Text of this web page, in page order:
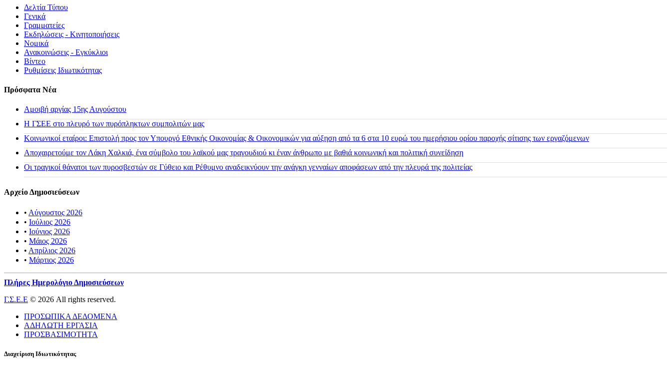
Δελτία Τύπου
Γενικά
Γραμματείες
Εκδηλώσεις - Κινητοποιήσεις
Νομικά
Ανακοινώσεις - Εγκύκλιοι
Βίντεο
Ρυθμίσεις Ιδιωτικότητας
Πρόσφατα Νέα
Αμοιβή αργίας 15ης Αυγούστου
H ΓΣΕΕ στο πλευρό των πυρόπληκτων συμπολιτών μας
Κοινωνικοί εταίροι: Επιστολή προς τον Υπουργό Εθνικής Οικονομίας & Οικονομικών για αύξηση από τα 6 στα 10 ευρώ του ημερήσιου ορίου παροχής σίτισης των εργαζόμενων
Αποχαιρετούμε τον Λάκη Χαλκιά, ένα σύμβολο του λαϊκού μας τραγουδιού κι έναν άνθρωπο με βαθιά κοινωνική και πολιτική συνείδηση
Οι τραγικοί θάνατοι των πυροσβεστών σε Γύθειο και Ρέθυμνο αναδεικνύουν την ανάγκη γενναίων αποφάσεων από την πλευρά της πολιτείας
Αρχείο Δημοσιεύσεων
• Αύγουστος 2026
• Ιούλιος 2026
• Ιούνιος 2026
• Μάιος 2026
• Απρίλιος 2026
• Μάρτιος 2026
Πλήρες Ημερολόγιο Δημοσιεύσεων
Γ.Σ.Ε.Ε © 2026 All rights reserved.
ΠΡΟΣΩΠΙΚΑ ΔΕΔΟΜΕΝΑ
ΑΔΗΛΩΤΗ ΕΡΓΑΣΙΑ
ΠΡΟΣΒΑΣΙΜΟΤΗΤΑ
Διαχείριση Ιδιωτικότητας